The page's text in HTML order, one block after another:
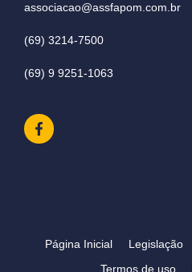
associacao@assfapom.com.br
(69) 3214-7500
(69) 9 9251-1063
Página Inicial Legislação
Termos de uso